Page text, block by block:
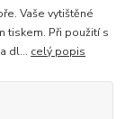
Vaše vytištěné
tiskem. Při použití s
dl... celý popis